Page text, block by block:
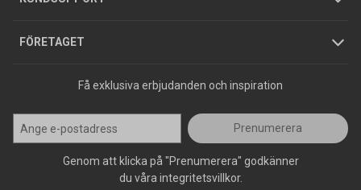
FÖRETAGET
Press
Få exklusiva erbjudanden och inspiration
Prenumerera
Genom att klicka på "Prenumerera" godkänner
du våra integritetsvillkor.